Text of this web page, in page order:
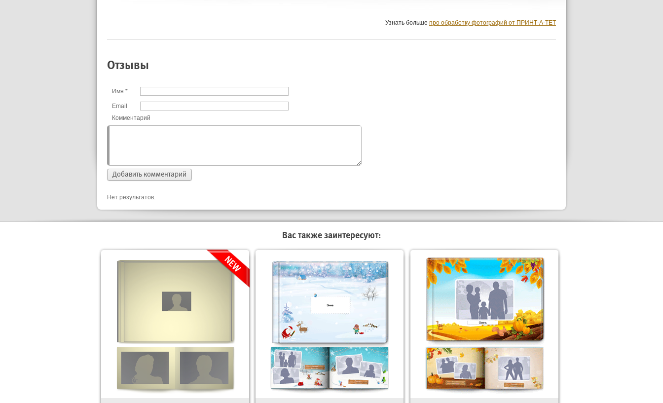
Узнать больше про обработку фотографий от ПРИНТ-А-ТЕТ
Отзывы
Имя *
Email
Комментарий
Нет результатов.
Вас также заинтересуют: